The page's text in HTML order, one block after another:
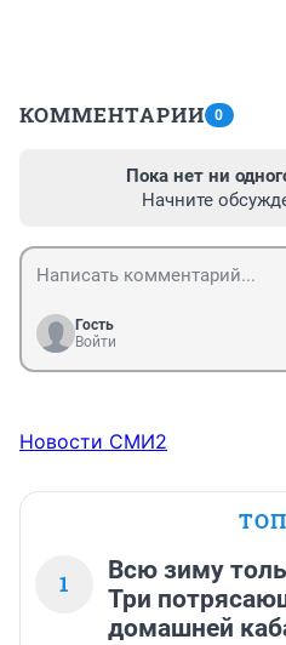
КОММЕНТАРИИ 0
Пока нет ни
Начните
Гость
Войти
Новости СМИ2
1
Всю зиму
Три
домашней